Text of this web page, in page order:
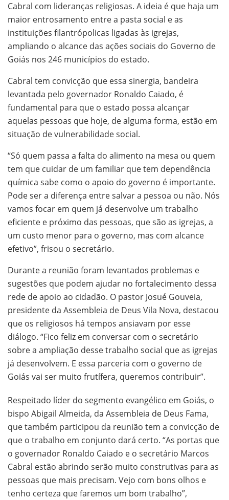
Cabral com lideranças religiosas. A ideia é que haja um
maior entrosamento entre a pasta social e as
instituições filantrópolicas ligadas às igrejas,
ampliando o alcance das ações sociais do Governo de
Goiás nos 246 municípios do estado.
Cabral tem convicção que essa sinergia, bandeira
levantada pelo governador Ronaldo Caiado, é
fundamental para que o estado possa alcançar
aquelas pessoas que hoje, de alguma forma, estão em
situação de vulnerabilidade social.
“Só quem passa a falta do alimento na mesa ou quem
tem que cuidar de um familiar que tem dependência
química sabe como o apoio do governo é importante.
Pode ser a diferença entre salvar a pessoa ou não. Nós
vamos focar em quem já desenvolve um trabalho
eficiente e próximo das pessoas, que são as igrejas, a
um custo menor para o governo, mas com alcance
efetivo”, frisou o secretário.
Durante a reunião foram levantados problemas e
sugestões que podem ajudar no fortalecimento dessa
rede de apoio ao cidadão. O pastor Josué Gouveia,
presidente da Assembleia de Deus Vila Nova, destacou
que os religiosos há tempos ansiavam por esse
diálogo. “Fico feliz em conversar com o secretário
sobre a ampliação desse trabalho social que as igrejas
já desenvolvem. E essa parceria com o governo de
Goiás vai ser muito frutífera, queremos contribuir”.
Respeitado líder do segmento evangélico em Goiás, o
bispo Abigail Almeida, da Assembleia de Deus Fama,
que também participou da reunião tem a convicção de
que o trabalho em conjunto dará certo. “As portas que
o governador Ronaldo Caiado e o secretário Marcos
Cabral estão abrindo serão muito construtivas para as
pessoas que mais precisam. Vejo com bons olhos e
tenho certeza que faremos um bom trabalho”,